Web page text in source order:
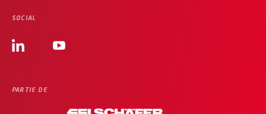
SOCIAL
PARTIE DE